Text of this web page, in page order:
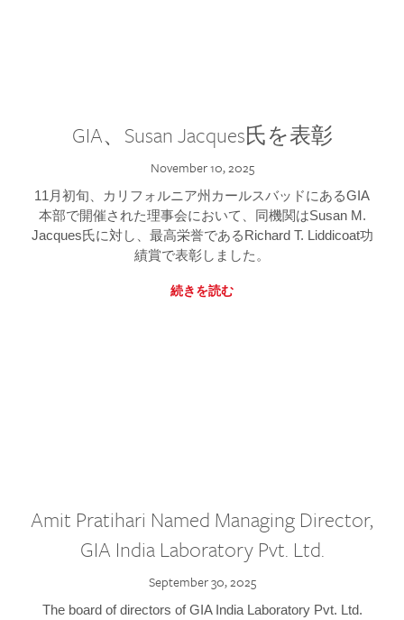
GIA、Susan Jacques氏を表彰
November 10, 2025
11月初旬、カリフォルニア州カールスバッドにあるGIA
本部で開催された理事会において、同機関はSusan M.
Jacques氏に対し、最高栄誉であるRichard T. Liddicoat功
績賞で表彰しました。
続きを読む
Amit Pratihari Named Managing Director,
GIA India Laboratory Pvt. Ltd.
September 30, 2025
The board of directors of GIA India Laboratory Pvt. Ltd.